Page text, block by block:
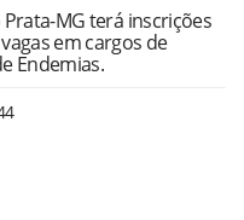
MG terá inscrições
em cargos de
Endemias.